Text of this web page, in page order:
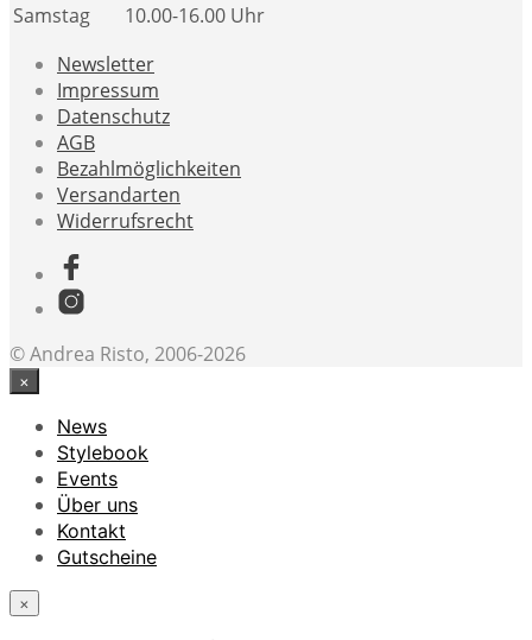
Samstag
10.00-16.00 Uhr
Newsletter
Impressum
Datenschutz
AGB
Bezahlmöglichkeiten
Versandarten
Widerrufsrecht
© Andrea Risto, 2006-2026
×
News
Stylebook
Events
Über uns
Kontakt
Gutscheine
×